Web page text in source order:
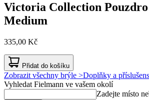
Victoria Collection
Medium
335,00 Kč
Přidat do košíku
Zobrazit všechny brýle >Doplňky a
Vyhledat Fielmann ve vašem okolí
Zadejte místo